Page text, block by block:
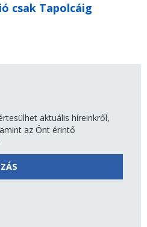
csak Tapolcáig
aktuális híreinkről,
az Önt érintő